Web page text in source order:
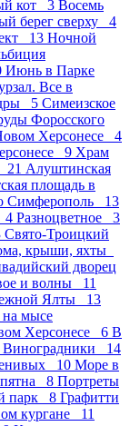
кот 3 Восемь
берег сверху 4
13 Ночной
Июнь в Парке
Все в
5 Симеизское
Форосского
Херсонесе 4
9 Храм
Алуштинская
площадь в
Симферополь 13
4 Разноцветное 3
Свято-Троицкий
крыши, яхты
дворец
и волны 11
Ялты 13
мысе
Херсонесе 6 В
Виноградники 14
10 Море в
8 Портреты
парк 8 Графитти
кургане 11